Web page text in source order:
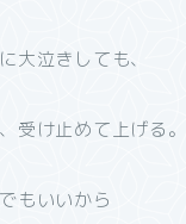
大泣きしても、
受け止めて上げる。
もいいから